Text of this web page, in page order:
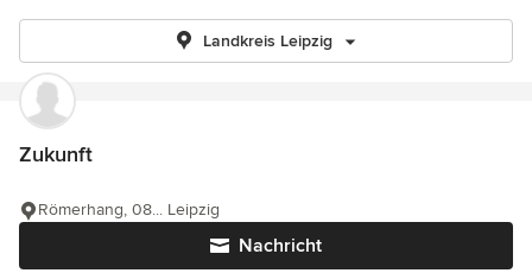
Landkreis Leipzig
Zukunft
Nachricht
Römerhang, 08... Leipzig